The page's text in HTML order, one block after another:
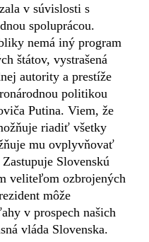
v súvislosti s
spoluprácou.
nemá iný program
štátov, vystrašená
autority a prestíže
politikou
Putina. Viem, že
riadiť všetky
mu ovplyvňovať
Slovenskú
veliteľom ozbrojených
môže
v prospech našich
vláda Slovenska.